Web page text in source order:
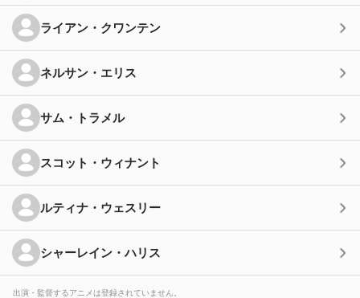
ライアン・クワンテン
ネルサン・エリス
サム・トラメル
スコット・ウィナント
ルティナ・ウェスリー
シャーレイン・ハリス
出演・監督するアニメは登録されていません。